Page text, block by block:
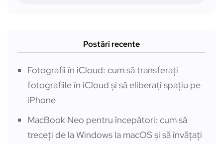
Postări recente
Fotografii în iCloud: cum să transferați
fotografiile în iCloud și să eliberați spațiu pe
iPhone
MacBook Neo pentru începători: cum să
treceți de la Windows la macOS și să învățați